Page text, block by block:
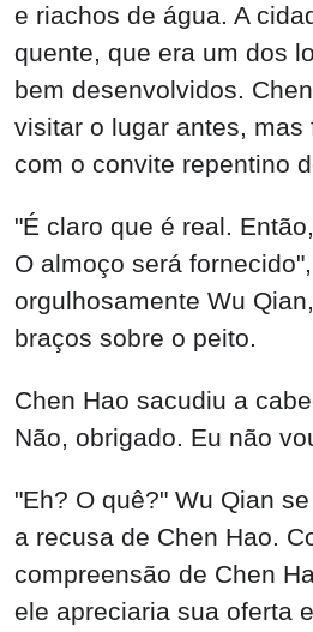
e riachos de água. A
quente, que era um dos
bem desenvolvidos.
visitar o lugar antes, mas
com o convite repentino
"É claro que é real.
O almoço será
orgulhosamente Wu
braços sobre o peito.
Chen Hao sacudiu a
Não, obrigado. Eu não
"Eh? O quê?" Wu Qian
a recusa de Chen Hao.
compreensão de Chen
ele apreciaria sua oferta